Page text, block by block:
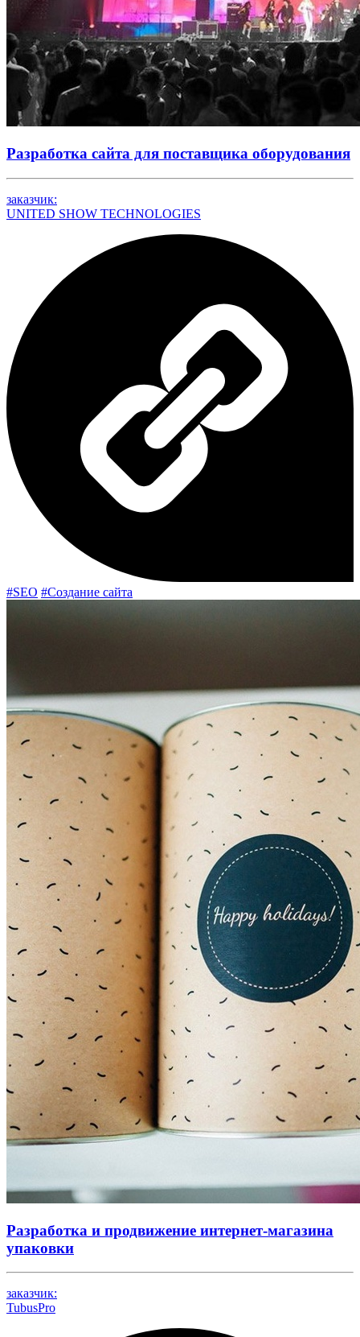
Разработка сайта для поставщика оборудования
заказчик:
UNITED SHOW TECHNOLOGIES
#SEO #Создание сайта
Разработка и продвижение интернет-магазина
упаковки
заказчик:
TubusPro